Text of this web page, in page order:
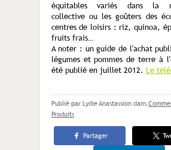
équitables variés dans la
collective ou les goûters des
centres de loisirs : riz, quinoa,
fruits frais…
A noter : un guide de l'achat
légumes et pommes de terre à
été publié en juillet 2012. Le
Publié par Lydie Anastassion dans
Produits
Partager